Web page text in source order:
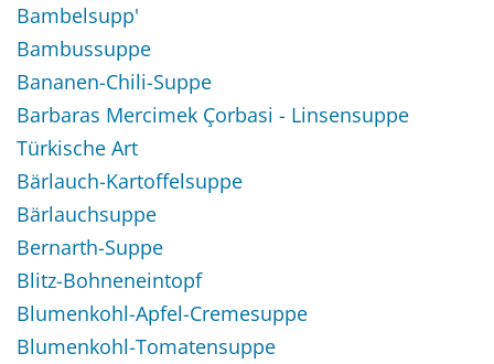
Bambelsupp'
Bambussuppe
Bananen-Chili-Suppe
Barbaras Mercimek Çorbasi - Linsensuppe
Türkische Art
Bärlauch-Kartoffelsuppe
Bärlauchsuppe
Bernarth-Suppe
Blitz-Bohneneintopf
Blumenkohl-Apfel-Cremesuppe
Blumenkohl-Tomatensuppe